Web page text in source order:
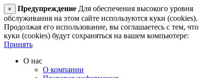
× Предупреждение Для обеспечения высокого уровня
обслуживания на этом сайте используются куки (cookies).
Продолжая его использование, вы соглашаетесь с тем, что
куки (cookies) будут сохраняться на вашем компьютере:
Принять
О нас
О компании